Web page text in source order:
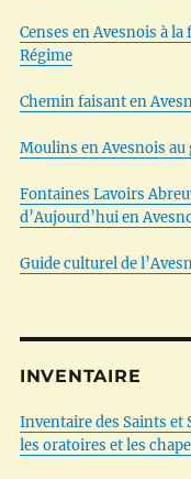
Censes en Avesnois à
Régime
Chemin faisant en
Moulins en Avesnois au
Fontaines Lavoirs
d’Aujourd’hui en
Guide culturel de
INVENTAIRE
Inventaire des Saints et
les oratoires et les